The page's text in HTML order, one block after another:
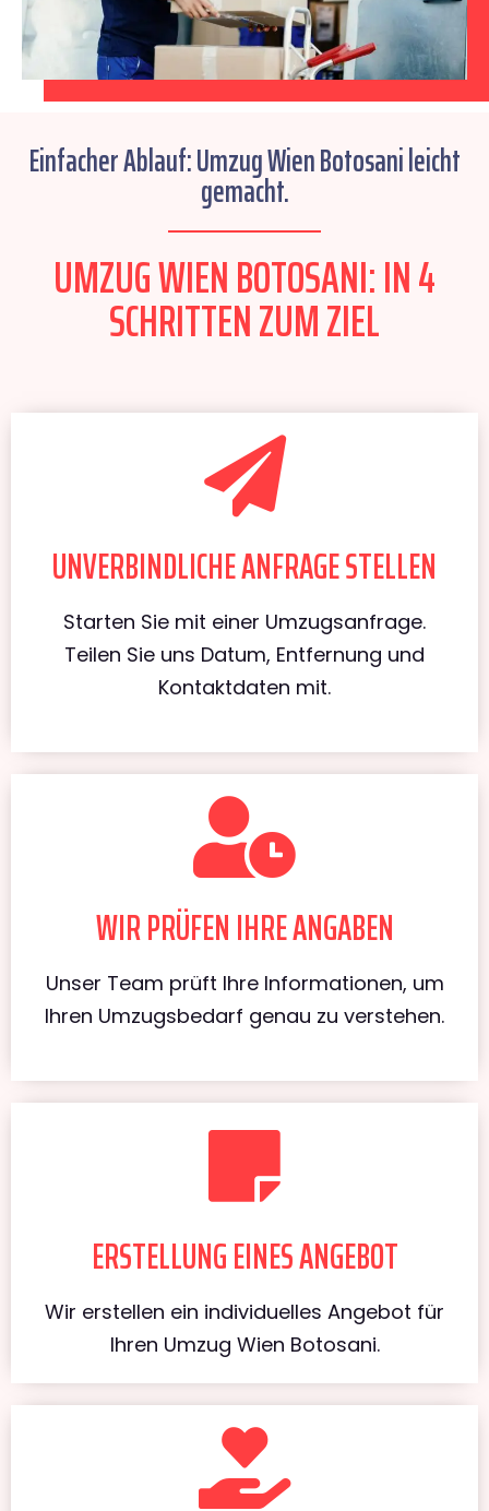
Einfacher Ablauf: Umzug Wien Botosani leicht
gemacht.
UMZUG WIEN BOTOSANI: IN 4
SCHRITTEN ZUM ZIEL
UNVERBINDLICHE ANFRAGE STELLEN
Starten Sie mit einer Umzugsanfrage.
Teilen Sie uns Datum, Entfernung und
Kontaktdaten mit.
WIR PRÜFEN IHRE ANGABEN
Unser Team prüft Ihre Informationen, um
Ihren Umzugsbedarf genau zu verstehen.
ERSTELLUNG EINES ANGEBOT
Wir erstellen ein individuelles Angebot für
Ihren Umzug Wien Botosani.